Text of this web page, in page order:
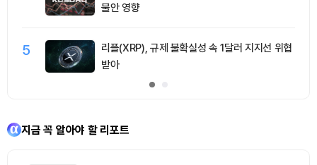
불안 영향
5
리플(XRP), 규제 불확실성 속 1달러 지지선 위협
받아
지금 꼭 알아야 할 리포트